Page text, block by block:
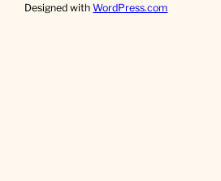
Designed withWordPress.com